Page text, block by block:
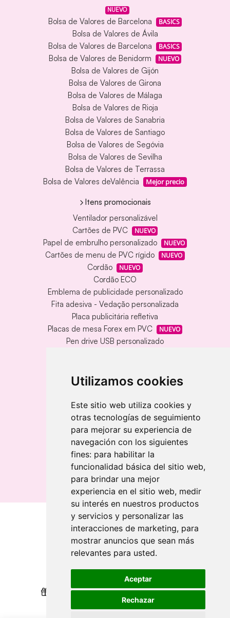
Utilizamos cookies
Este sitio web utiliza cookies y
otras tecnologías de seguimiento
para mejorar su experiencia de
navegación con los siguientes
fines: para habilitar la
funcionalidad básica del sitio web,
para brindar una mejor
experiencia en el sitio web, medir
su interés en nuestros productos
y servicios y personalizar las
interacciones de marketing, para
mostrar anuncios que sean más
relevantes para usted.
Aceptar
Rechazar
NUEVO
Bolsa de Valores de Barcelona BASICS
Bolsa de Valores de Ávila
Bolsa de Valores de Barcelona
BASICS
Bolsa de Valores de Benidorm NUEVO
Bolsa de Valores de Gijón
Bolsa de Valores de Girona
Bolsa de Valores de Málaga
Bolsa de Valores de Rioja
Bolsa de Valores de Sanabria
Bolsa de Valores de Santiago
Bolsa de Valores de Segóvia
Bolsa de Valores de Sevilha
Bolsa de Valores de Terrassa
Bolsa de Valores deValência
Mejor precio
Itens promocionais
Ventilador personalizável
Cartões de PVC
NUEVO
Papel de embrulho personalizado NUEVO
Cartões de menu de PVC rígido NUEVO
Cordão NUEVO
Cordão ECO
Emblema de publicidade personalizado
Fita adesiva - Vedação personalizada
Placa publicitária refletiva
Placas de mesa Forex em PVC
NUEVO
Pen drive USB personalizado
Chaveiro redondo em madeira e metal
Chaveiro retangular em madeira clara
Banderolas
Bandeiras publicitárias
Bandeiras publicitárias
Bandeiras publicitárias
Quem somos
Revendedores
Revendedores
Impressão sustentável
Impressão sustentável
Nós recompensamos sua lealdade
Nós recompensamos sua lealdade
Ajuda
Ajuda